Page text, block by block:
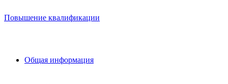
Повышение квалификации
Общая информация